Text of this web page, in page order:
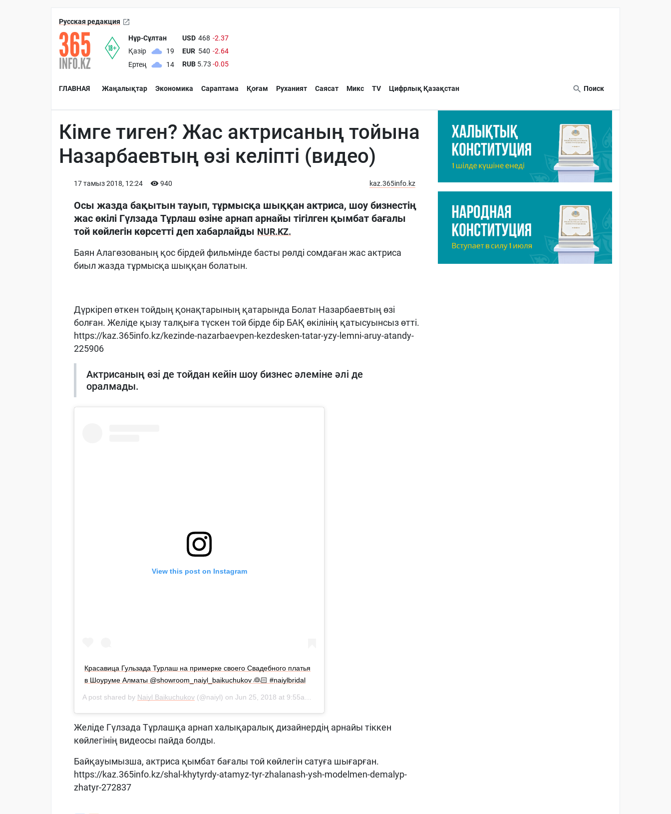
Русская редакция
Нұр-Сұлтан
Қазір
19
Ертең
14
USD 468 -2.37
EUR 540 -2.64
RUB 5.73 -0.05
ГЛАВНАЯ Жаңалықтар Экономика Сараптама Қоғам Руханият Саясат Микс TV Цифрлық Қазақстан Поиск
Кімге тиген? Жас актрисаның тойына
Назарбаевтың өзі келіпті (видео)
17 тамыз 2018, 12:24 940 kaz.365info.kz
Осы жазда бақытын тауып, тұрмысқа шыққан актриса, шоу бизнестің
жас өкілі Гүлзада Тұрлаш өзіне арнап арнайы тігілген қымбат бағалы
той көйлегін көрсетті деп хабарлайды NUR.KZ.
Баян Алагөзованың қос бірдей фильмінде басты рөлді сомдаған жас актриса
биыл жазда тұрмысқа шыққан болатын.
Дүркіреп өткен тойдың қонақтарының қатарында Болат Назарбаевтың өзі
болған. Желіде қызу талқыға түскен той бірде бір БАҚ өкілінің қатысуынсыз өтті.
https://kaz.365info.kz/kezinde-nazarbaevpen-kezdesken-tatar-yzy-lemni-aruy-atandy-
225906
Актрисаның өзі де тойдан кейін шоу бизнес әлеміне әлі де
оралмады.
View this post on Instagram
Красавица Гульзада Турлаш на примерке своего Свадебного платья
в Шоуруме Алматы @showroom_naiyl_baikuchukov 👰🏻 #naiylbridal
A post shared by Naiyl Baikuchukov (@naiyl) on Jun 25, 2018 at 9:55am PDT
Желіде Гүлзада Тұрлашқа арнап халықаралық дизайнердің арнайы тіккен
көйлегінің видеосы пайда болды.
Байқауымызша, актриса қымбат бағалы той көйлегін сатуға шығарған.
https://kaz.365info.kz/shal-khytyrdy-atamyz-tyr-zhalanash-ysh-modelmen-demalyp-
zhatyr-272837